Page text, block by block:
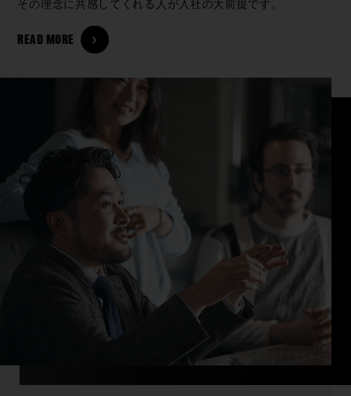
その理念に共感してくれる人が入社の大前提です。
READ MORE